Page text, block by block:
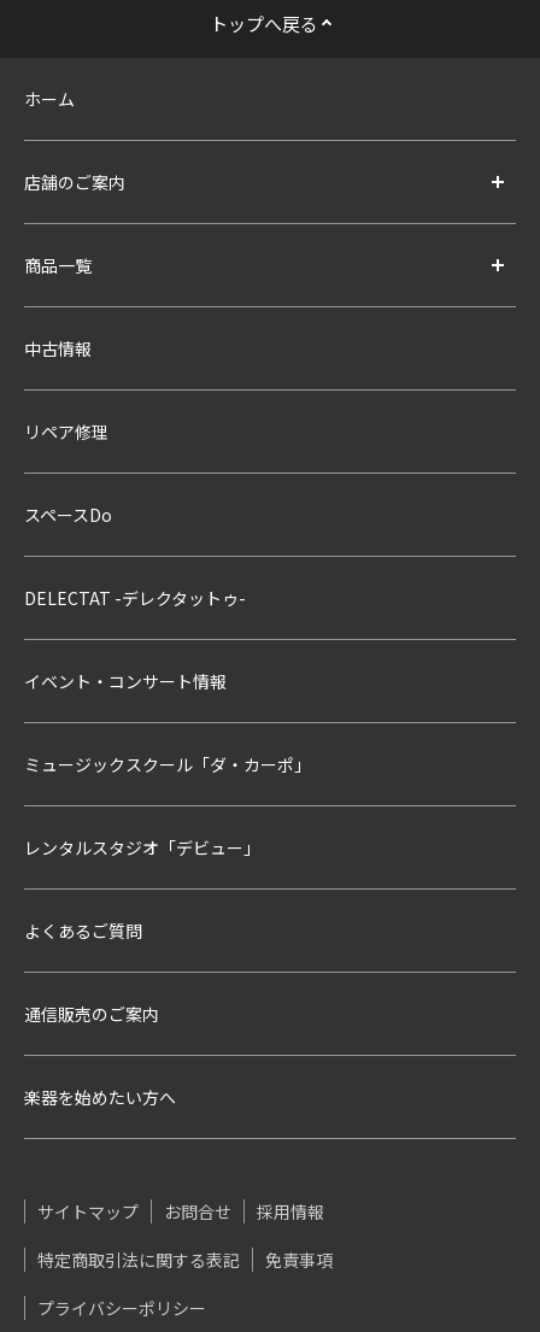
トップへ戻る
ホーム
店舗のご案内
商品一覧
中古情報
リペア修理
スペースDo
DELECTAT -デレクタットゥ-
イベント・コンサート情報
ミュージックスクール「ダ・カーポ」
レンタルスタジオ「デビュー」
よくあるご質問
通信販売のご案内
楽器を始めたい方へ
サイトマップ お問合せ
採用情報
特定商取引法に関する表記
免責事項
プライバシーポリシー